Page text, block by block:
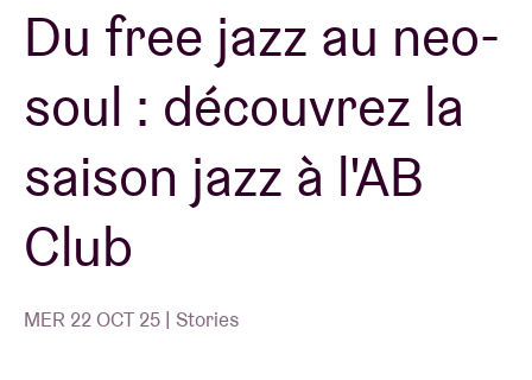
BRDCST
ABtv
Chèque-concert
À propos de l'AB
Contact
Du free jazz au neo-
soul : découvrez la
saison jazz à l'AB
Club
MER 22 OCT 25 | Stories